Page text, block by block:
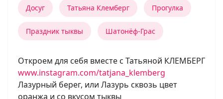
Досуг Татьяна Клемберг Прогулка
Праздник тыквы Шатонёф-Грас
Откроем для себя вместе с Татьяной КЛЕМБЕРГ
www.instagram.com/tatjana_klemberg
Лазурный берег, или Лазурь сквозь цвет
оранжа и со вкусом тыквы